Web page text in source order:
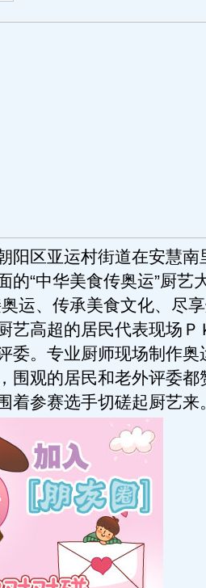
区亚运村街道在安慧南
的“中华美食传奥运”厨艺
运、传承美食文化、尽
艺高超的居民代表现场
委。专业厨师现场制作奥
围观的居民和老外评委都
着参赛选手切磋起厨艺来